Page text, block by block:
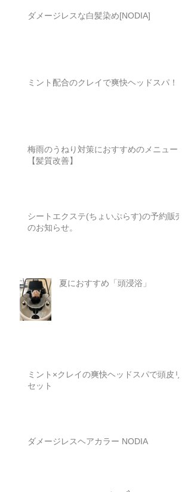
ダメージレスな白髪染め[NODIA]
ミント配合のクレイで爽快ヘッドスパ！
梅雨のうねり対策におすすめのメニュー
【髪質改善】
シートエクステ(ちょいぷらす)の予約販売
のお知らせ。
夏におすすめ「頭浸浴」
ミント×クレイの爽快ヘッドスパで頭皮リ
セット
ダメージレスヘアカラー NODIA